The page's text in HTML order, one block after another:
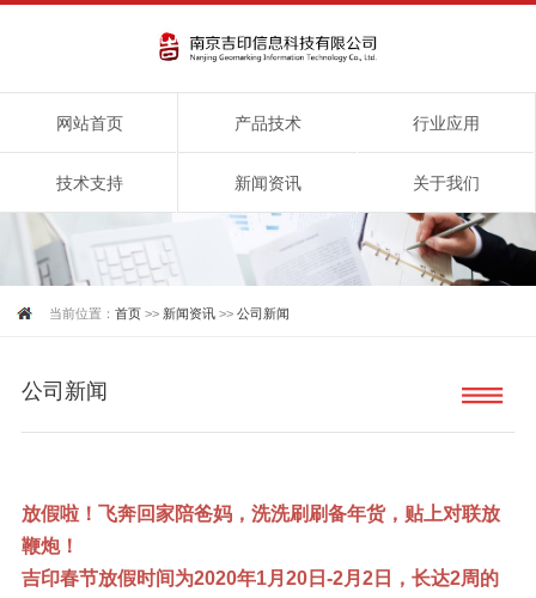
网站首页 产品技术 行业应用
技术支持 新闻资讯 关于我们
当前位置：首页 >> 新闻资讯 >>公司新闻
公司新闻
放假啦！飞奔回家陪爸妈，洗洗刷刷备年货，贴上对联放
鞭炮！
吉印春节放假时间为2020年1月20日-2月2日，长达2周的